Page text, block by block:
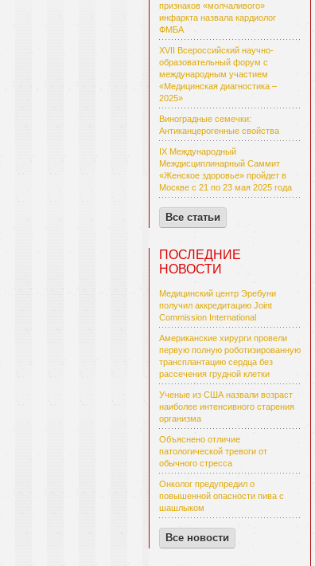
признаков «молчаливого»
инфаркта назвала кардиолог
ФМБА
XVII Всероссийский научно-
образовательный форум с
международным участием
«Медицинская диагностика –
2025»
Виноградные семечки:
Антиканцерогенные свойства
IX Международный
Междисциплинарный Саммит
«Женское здоровье» пройдет в
Москве с 21 по 23 мая 2025 года
Все статьи
ПОСЛЕДНИЕ
НОВОСТИ
Медицинский центр Эребуни
получил аккредитацию Joint
Commission International
Американские хирурги провели
первую полную роботизированную
трансплантацию сердца без
рассечения грудной клетки
Ученые из США назвали возраст
наиболее интенсивного старения
организма
Объяснено отличие
патологической тревоги от
обычного стресса
Онколог предупредил о
повышенной опасности пива с
шашлыком
Все новости